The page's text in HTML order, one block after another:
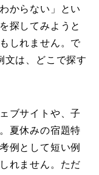
からない」とい
探してみようと
しれません。で
文は、どこで探す
ブサイトや、子
夏休みの宿題特
例として短い例
れません。ただ